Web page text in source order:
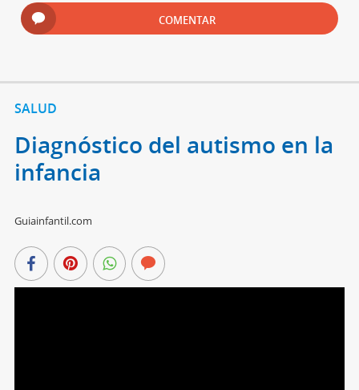
COMENTAR
SALUD
Diagnóstico del autismo en la
infancia
Guiainfantil.com